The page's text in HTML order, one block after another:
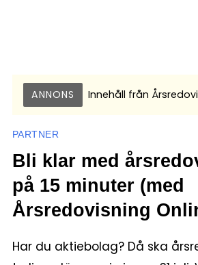
ANNONS Innehåll från
PARTNER
Bli klar med
på 15 minuter (med
Årsredovisning
Har du aktiebolag? Då ska